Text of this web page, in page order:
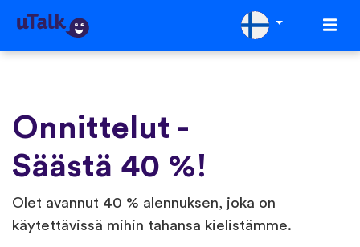
Onnittelut -
Säästä 40 %!
Olet avannut 40 % alennuksen, joka on
käytettävissä mihin tahansa kielistämme.